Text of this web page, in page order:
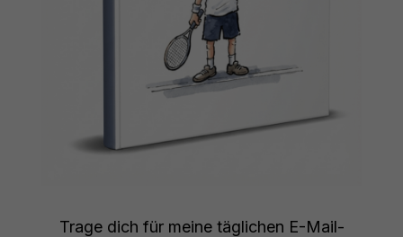
Trage dich für meine täglichen E-Mail-